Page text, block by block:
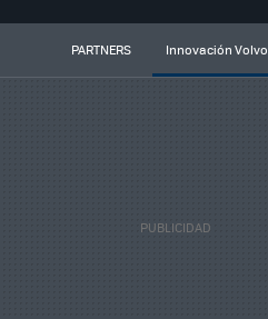
PARTNERS Innovación Volvo